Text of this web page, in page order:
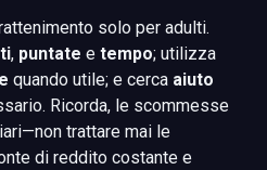
solo per adulti.
, puntate e tempo; utilizza
quando utile; e cerca aiuto
Ricorda, le scommesse
trattare mai le
di reddito costante e